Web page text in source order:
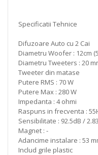
Specificatii Tehnice
Difuzoare Auto cu 2 Cai
Diametru Woofer : 12cm
Diametru Tweeters : 20
Tweeter din matase
Putere RMS : 70 W
Putere Max : 280 W
Impedanta : 4 ohmi
Raspuns in frecventa :
Sensibilitate : 92.5dB /
Magnet : -
Adancime instalare : 53
Includ grile plastic